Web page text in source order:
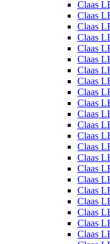
Claas
Claas
Claas
Claas
Claas
Claas
Claas
Claas
Claas
Claas
Claas
Claas
Claas
Claas
Claas
Claas
Claas
Claas
Claas
Claas
Claas
Claas